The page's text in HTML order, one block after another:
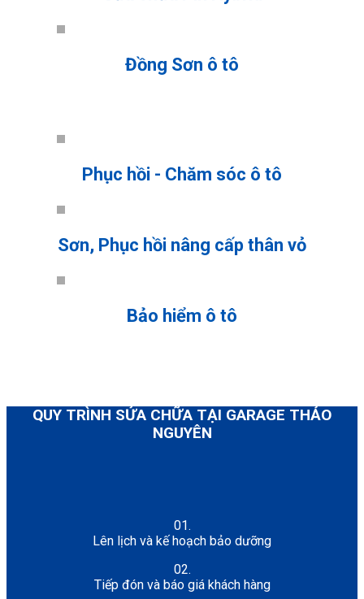
Đồng Sơn ô tô
Phục hồi - Chăm sóc ô tô
Sơn, Phục hồi nâng cấp thân vỏ
Bảo hiểm ô tô
QUY TRÌNH SỬA CHỮA TẠI GARAGE THẢO
NGUYÊN
01.
Lên lịch và kế hoạch bảo dưỡng
02.
Tiếp đón và báo giá khách hàng